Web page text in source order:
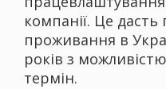
компанії. Це
проживання в
років з
термін.